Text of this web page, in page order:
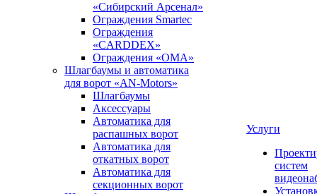
«Сибирский Арсенал»
Ограждения Smartec
Ограждения
«CARDDEX»
Ограждения «ОМА»
Шлагбаумы и автоматика
для ворот «AN-Motors»
Шлагбаумы
Аксессуары
Автоматика для
распашных ворот
Автоматика для
откатных ворот
Автоматика для
секционных ворот
Услуги
систем